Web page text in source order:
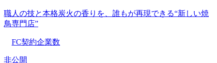
職人の技と本格炭火の香りを、誰もが再現できる“新しい焼
鳥専門店”
FC契約企業数
非公開